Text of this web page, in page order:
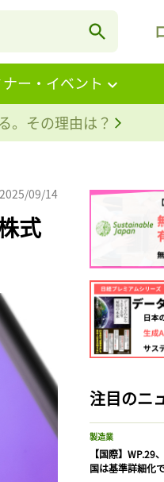
ー・イベント
。その理由は？
09/14
式
注目のニ
製造業
【国際】WP.29
国は基準詳細化